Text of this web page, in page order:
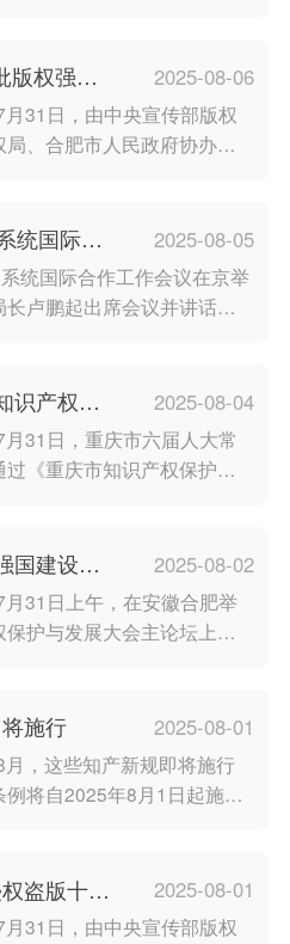
进条例》已由福建省第十
会第十七次会议于2025年7
本条例自2025年10月1日起
会常务委员会2025年7月
版权强国
2025-08-06
31日，由中央宣传部版权
、合肥市人民政府协办的
盗版十大案件”和“第二批版
权登记 版权加急8月5日，国
第二批版权强国建设典型案
，其中版权产业服务
统国际合
2025-08-05
统国际合作工作会议在京举
卢鹏起出席会议并讲话。
调，要以***新时代中国特
***外交思想为指导，贯彻落
，积极担当、主动作为，
际交流新篇章。banxi版权
识产权保
2025-08-04
31日，重庆市六届人大常
《重庆市知识产权保护和
该《条例》是重庆第一部
权登记建立健全知识产权保
健全知识产权保护和促进
进工作机制进行了明确，
国建设典
2025-08-02
31日上午，在安徽合肥举
护与发展大会主论坛上，
36个典型案例，包括版权
护类8个、版权国际传播类8
版权登记 版权加急其中，
：河北省沧州市
施行 2025-08-01
，这些知产新规即将施行
将自2025年8月1日起施
安全可靠的全国一体化政
数据共享主管部门建立健
盗版十大
2025-08-01
31日，由中央宣传部版权